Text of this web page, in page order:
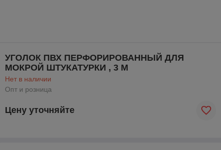
УГОЛОК ПВХ ПЕРФОРИРОВАННЫЙ ДЛЯ
МОКРОЙ ШТУКАТУРКИ , 3 М
Нет в наличии
Опт и розница
Цену уточняйте